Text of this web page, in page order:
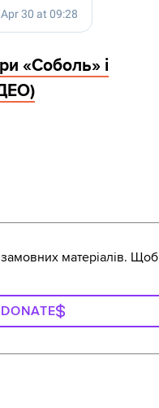
«Соболь» і
матеріалів. Щоб
DONATE